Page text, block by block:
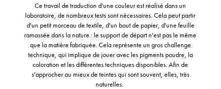
Ce travail de traduction d'une couleur est réalisé dans un
laboratoire, de nombreux tests sont nécessaires. Cela peut partir
d'un petit morceau de textile, d'un bout de papier, d'une feuille
ramassée dans la nature : le support de départ n'est pas le même
que la matière fabriquée. Cela représente un gros challenge
technique, qui implique de jouer avec les pigments poudre, la
coloration et les différentes techniques disponibles. Afin de
s'approcher au mieux de teintes qui sont souvent, elles, très
naturelles.